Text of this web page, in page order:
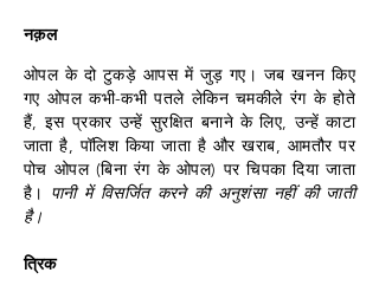
नक़ल
ओपल के दो टुकड़े आपस में जुड़ गए। जब खनन किए
गए ओपल कभी-कभी पतले लेकिन चमकीले रंग के होते
हैं, इस प्रकार उन्हें सुरक्षित बनाने के लिए, उन्हें काटा
जाता है, पॉलिश किया जाता है और खराब, आमतौर पर
पोच ओपल (बिना रंग के ओपल) पर चिपका दिया जाता
है। पानी में विसर्जित करने की अनुशंसा नहीं की जाती
है।
त्रिक